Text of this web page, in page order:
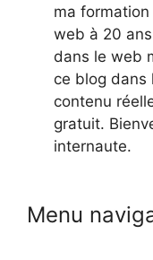
ma
web à 20
dans le web
ce blog dans
contenu
gratuit.
internaute.
Menu